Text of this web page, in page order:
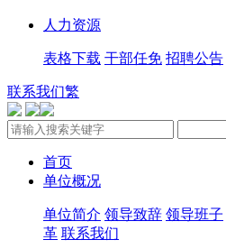
人力资源
表格下载 干部任免 招聘公告
联系我们繁
首页
单位概况
单位简介 领导致辞 领导班子
革 联系我们